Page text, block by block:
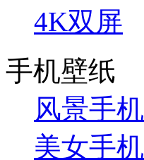
4K双屏
手机壁纸
风景手机
美女手机